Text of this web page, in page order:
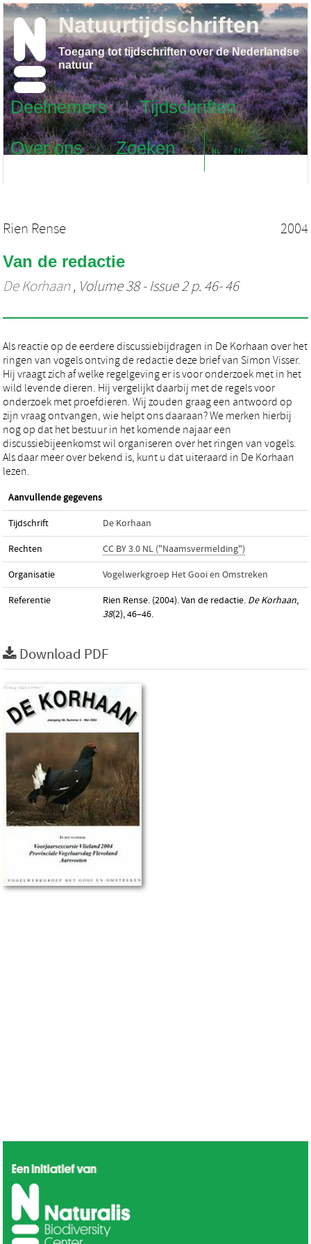
Deelnemers
Tijdschriften
Over ons
Zoeken NL EN
Natuurtijdschriften
Toegang tot tijdschriften over de Nederlandse
natuur
Rien Rense 2004
Van de redactie
De Korhaan , Volume 38 - Issue 2 p. 46- 46
Als reactie op de eerdere discussiebijdragen in De Korhaan over het
ringen van vogels ontving de redactie deze brief van Simon Visser.
Hij vraagt zich af welke regelgeving er is voor onderzoek met in het
wild levende dieren. Hij vergelijkt daarbij met de regels voor
onderzoek met proefdieren. Wij zouden graag een antwoord op
zijn vraag ontvangen, wie helpt ons daaraan? We merken hierbij
nog op dat het bestuur in het komende najaar een
discussiebijeenkomst wil organiseren over het ringen van vogels.
Als daar meer over bekend is, kunt u dat uiteraard in De Korhaan
lezen.
Aanvullende gegevens
Tijdschrift De Korhaan
Rechten CC BY 3.0 NL ("Naamsvermelding")
Organisatie Vogelwerkgroep Het Gooi en Omstreken
Referentie Rien Rense. (2004). Van de redactie. De Korhaan,
38(2), 46–46.
Download PDF